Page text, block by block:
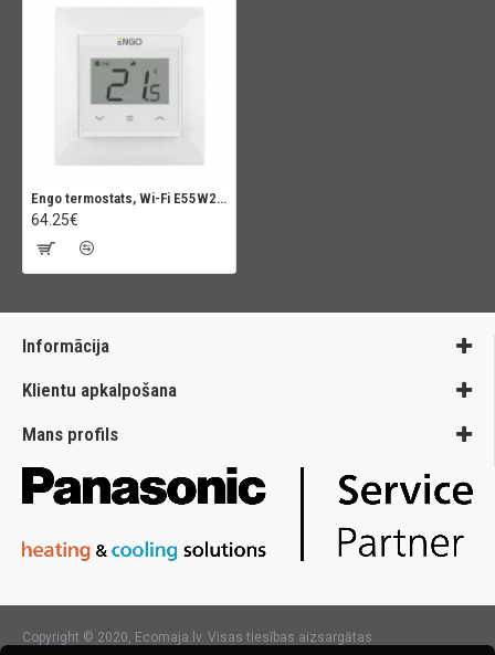
Engo termostats, Wi-Fi E55W230WIFI
64.25€
Informācija
Klientu apkalpošana
Mans profils
Copyright © 2020, Ecomaja.lv. Visas tiesības aizsargātas